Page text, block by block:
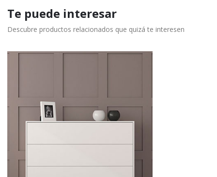
Te puede interesar
Descubre productos relacionados que quizá te interesen